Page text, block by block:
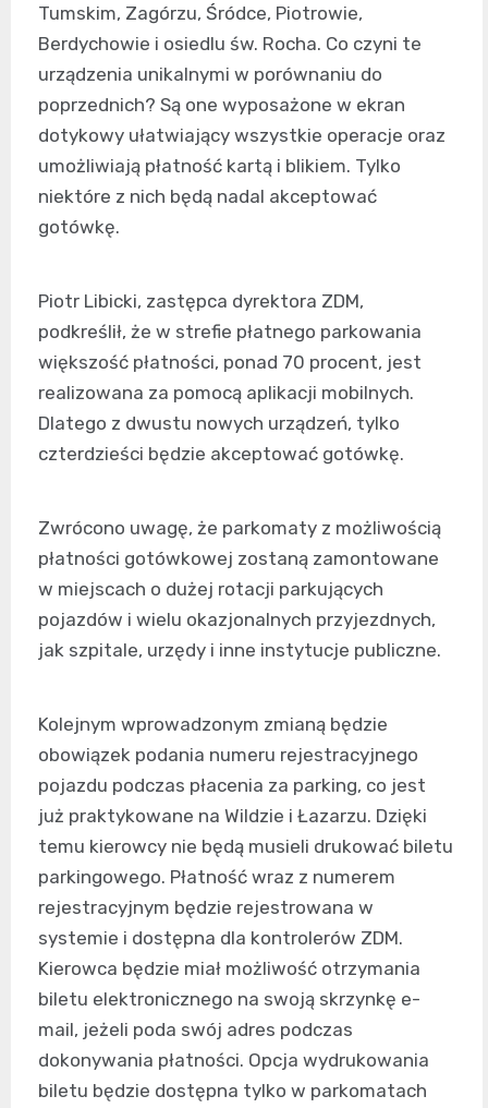
Tumskim, Zagórzu, Śródce, Piotrowie,
Berdychowie i osiedlu św. Rocha. Co czyni te
urządzenia unikalnymi w porównaniu do
poprzednich? Są one wyposażone w ekran
dotykowy ułatwiający wszystkie operacje oraz
umożliwiają płatność kartą i blikiem. Tylko
niektóre z nich będą nadal akceptować
gotówkę.
Piotr Libicki, zastępca dyrektora ZDM,
podkreślił, że w strefie płatnego parkowania
większość płatności, ponad 70 procent, jest
realizowana za pomocą aplikacji mobilnych.
Dlatego z dwustu nowych urządzeń, tylko
czterdzieści będzie akceptować gotówkę.
Zwrócono uwagę, że parkomaty z możliwością
płatności gotówkowej zostaną zamontowane
w miejscach o dużej rotacji parkujących
pojazdów i wielu okazjonalnych przyjezdnych,
jak szpitale, urzędy i inne instytucje publiczne.
Kolejnym wprowadzonym zmianą będzie
obowiązek podania numeru rejestracyjnego
pojazdu podczas płacenia za parking, co jest
już praktykowane na Wildzie i Łazarzu. Dzięki
temu kierowcy nie będą musieli drukować biletu
parkingowego. Płatność wraz z numerem
rejestracyjnym będzie rejestrowana w
systemie i dostępna dla kontrolerów ZDM.
Kierowca będzie miał możliwość otrzymania
biletu elektronicznego na swoją skrzynkę e-
mail, jeżeli poda swój adres podczas
dokonywania płatności. Opcja wydrukowania
biletu będzie dostępna tylko w parkomatach